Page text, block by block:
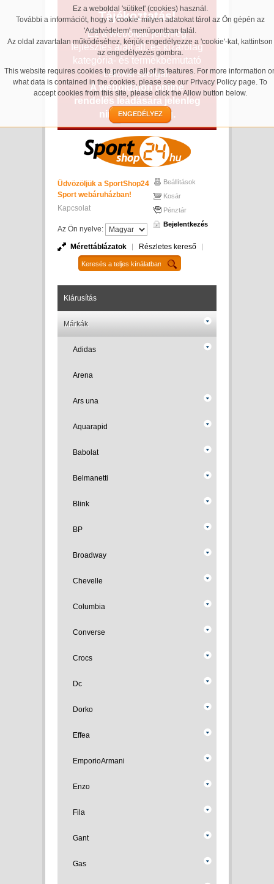
Ez a weboldal 'sütiket' (cookies) használ.
További a információt, hogy a 'cookie' milyen adatokat tárol az Ön gépén az
'Adatvédelem' menüpontban talál.
Az oldal zavartalan működéséhez, kérjük engedélyezze a 'cookie'-kat, kattintson
az engedélyezés gombra.
This website requires cookies to provide all of its features. For more information
what data is contained in the cookies, please see our Privacy Policy page. To
accept cookies from this site, please click the Allow button below.
ENGEDÉLYEZ
Tájékoztatás!
Ez a weboldal jelenleg
fejlesztés alatt áll, és kizárólag
kategória- és termékbemutató
célokat szolgál.
A weboldalon online
rendelés leadására jelenleg
nincs lehetőség.
Üdvözöljük a SportShop24
Sport webáruházban!
Kapcsolat
Az Ön nyelve:
Beállítások
Kosár
Pénztár
Bejelentkezés
Mérettáblázatok Részletes kereső
Kiárusítás
Márkák
Adidas
Arena
Ars una
Aquarapid
Babolat
Belmanetti
Blink
BP
Broadway
Chevelle
Columbia
Converse
Crocs
Dc
Dorko
Effea
EmporioArmani
Enzo
Fila
Gant
Gas